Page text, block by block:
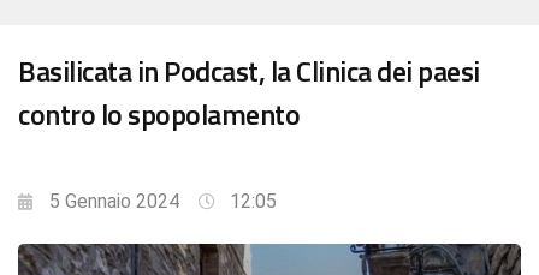
Basilicata in Podcast, la Clinica dei paesi
contro lo spopolamento
5 Gennaio 2024 12:05